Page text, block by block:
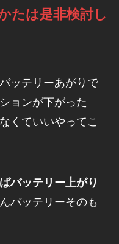
たは是非検討し
ッテリーあがりで
ョンが下がった
くていいやってこ
バッテリー上がり
んバッテリーそのも